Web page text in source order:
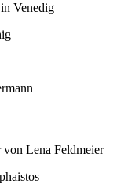
Venedig
von Lena Feldmeier